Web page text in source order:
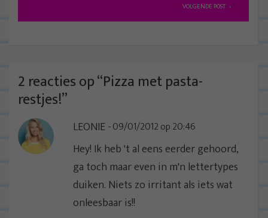
i
t
n
v
i
VOLGENDE POST
2 reacties op “Pizza met pasta-
restjes!”
LEONIE 09/01/2012 op 20:46
Hey! Ik heb 't al eens eerder gehoord,
ga toch maar even in m'n lettertypes
duiken. Niets zo irritant als iets wat
onleesbaar is!!